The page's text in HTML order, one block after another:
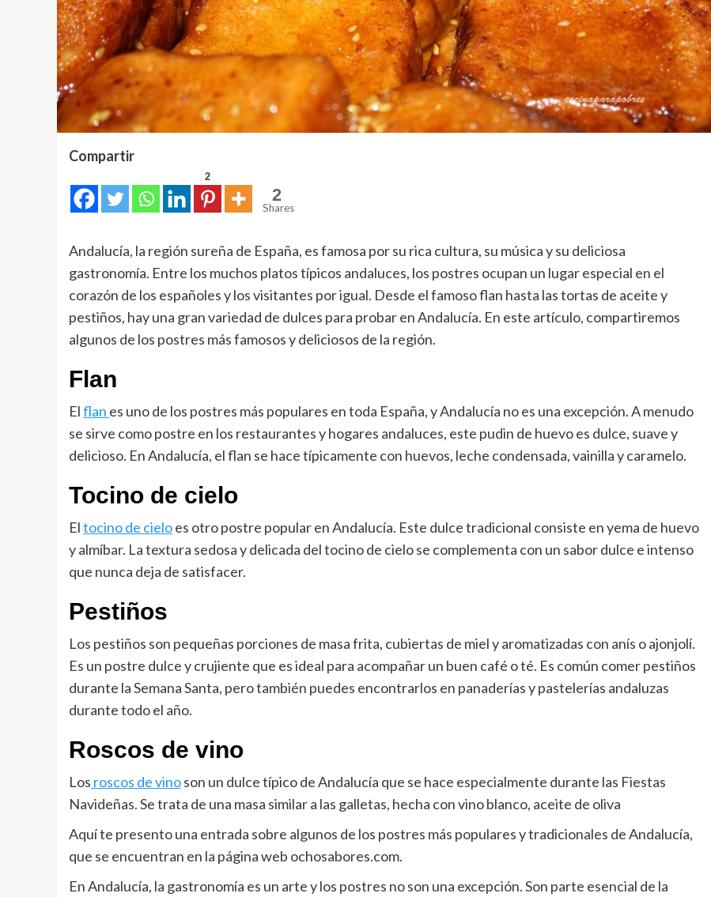
Compartir
2
2
Shares
Andalucía, la región sureña de España, es famosa por su rica cultura, su música y su deliciosa
gastronomía. Entre los muchos platos típicos andaluces, los postres ocupan un lugar especial en el
corazón de los españoles y los visitantes por igual. Desde el famoso flan hasta las tortas de aceite y
pestiños, hay una gran variedad de dulces para probar en Andalucía. En este artículo, compartiremos
algunos de los postres más famosos y deliciosos de la región.
Flan
Elflan es uno de los postres más populares en toda España, y Andalucía no es una excepción. A menudo
se sirve como postre en los restaurantes y hogares andaluces, este pudin de huevo es dulce, suave y
delicioso. En Andalucía, el flan se hace típicamente con huevos, leche condensada, vainilla y caramelo.
Tocino de cielo
Eltocino de cieloes otro postre popular en Andalucía. Este dulce tradicional consiste en yema de huevo
y almíbar. La textura sedosa y delicada del tocino de cielo se complementa con un sabor dulce e intenso
que nunca deja de satisfacer.
Pestiños
Los pestiños son pequeñas porciones de masa frita, cubiertas de miel y aromatizadas con anís o ajonjolí.
Es un postre dulce y crujiente que es ideal para acompañar un buen café o té. Es común comer pestiños
durante la Semana Santa, pero también puedes encontrarlos en panaderías y pastelerías andaluzas
durante todo el año.
Roscos de vino
Los roscos de vinoson un dulce típico de Andalucía que se hace especialmente durante las Fiestas
Navideñas. Se trata de una masa similar a las galletas, hecha con vino blanco, aceite de oliva
Aquí te presento una entrada sobre algunos de los postres más populares y tradicionales de Andalucía,
que se encuentran en la página web ochosabores.com.
En Andalucía, la gastronomía es un arte y los postres no son una excepción. Son parte esencial de la